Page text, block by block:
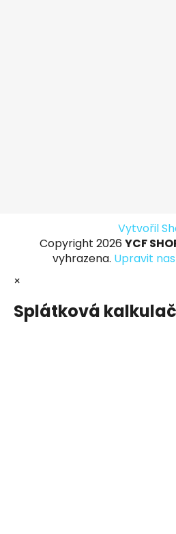
Vytvořil
Copyright 2026 YCF
vyhrazena. Upravit
×
Splátková